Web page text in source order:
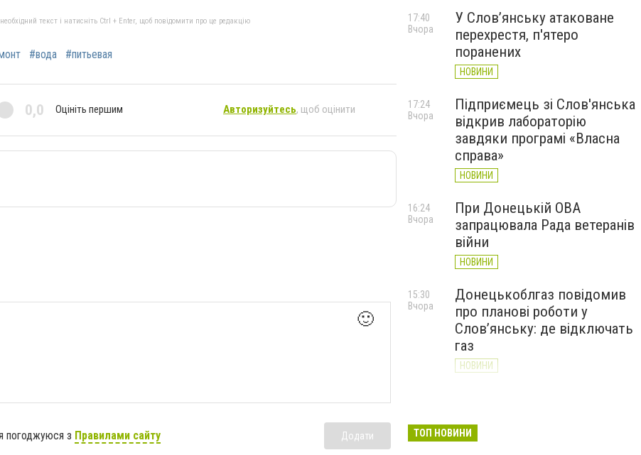
текст і натисніть Ctrl + Enter, щоб повідомити про це редакцію
#вода #питьевая
0,0 Оцініть першим Авторизуйтесь, щоб оцінити
🙂
погоджуюся з Правилами сайту Додати
У Слов’янську атаковане
перехрестя, п'ятеро
поранених
НОВИНИ
17:40
Вчора
Підприємець зі Слов'янська
відкрив лабораторію
завдяки програмі «Власна
справа»
НОВИНИ
17:24
Вчора
При Донецькій ОВА
запрацювала Рада ветеранів
війни
НОВИНИ
16:24
Вчора
Донецькоблгаз повідомив
про планові роботи у
Слов’янську: де відключать
газ
НОВИНИ
15:30
Вчора
долучилися до відбудови
ТОП НОВИНИ